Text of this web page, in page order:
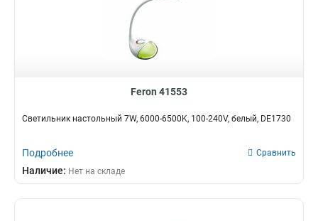
Feron 41553
Светильник настольный 7W, 6000-6500K, 100-240V, белый, DE1730
Подробнее Сравнить
Наличие: Нет на складе